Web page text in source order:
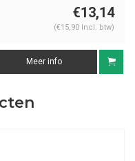
€13,14
(€15,90 Incl. btw)
Meer info